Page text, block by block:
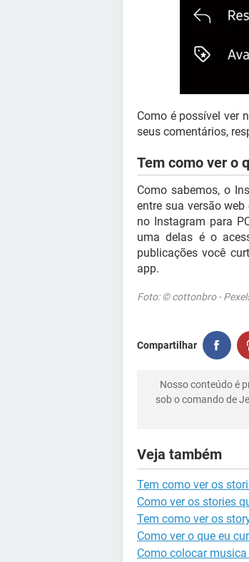
Como é possível ver
seus comentários,
Tem como ver o
Como sabemos, o
entre sua versão
no Instagram para
uma delas é o
publicações você
app.
Foto: © cottonbro -
Compartilhar
Nosso conteúdo é
sob o comando de
Veja também
Tem como ver os
Como ver os stories
Tem como ver os
Como ver o que eu
Como colocar